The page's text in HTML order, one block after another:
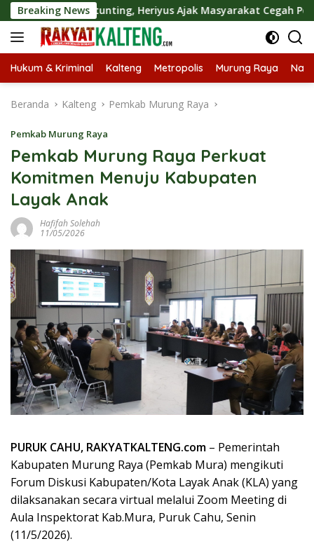
Langsung
ke
konten
Breaking News
Tekan Stunting, Heriyus Ajak Masyarakat Cegah Pernikahan
Hukum & Kriminal Kalteng Metropolis Murung Raya
Beranda Kalteng Pemkab Murung Raya
Pemkab Murung Raya
Pemkab Murung Raya Perkuat
Komitmen Menuju Kabupaten
Layak Anak
Hafifah Solehah
11/05/2026
PURUK CAHU, RAKYATKALTENG.com – Pemerintah
Kabupaten Murung Raya (Pemkab Mura) mengikuti
Forum Diskusi Kabupaten/Kota Layak Anak (KLA) yang
dilaksanakan secara virtual melalui Zoom Meeting di
Aula Inspektorat Kab.Mura, Puruk Cahu, Senin
(11/5/2026).